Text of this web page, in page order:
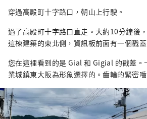
穿過高殿町十字路口，朝山上行駛。
過了高殿町十字路口直走。大約10分鐘後
這棟建築的東北側，資訊板前面有一個戳蓋
您在這裡看到的是 Gial 和 Gigial 的戳蓋。
業城鎮東大阪為形象選擇的。齒輪的緊密